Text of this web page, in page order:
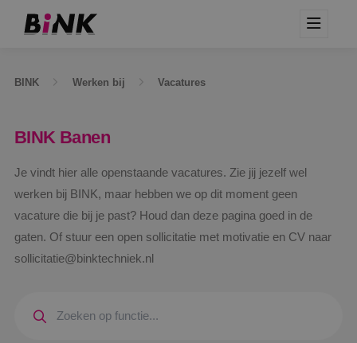
BINK Werken bij Vacatures
BINK Banen
Je vindt hier alle openstaande vacatures. Zie jij jezelf wel
werken bij BINK, maar hebben we op dit moment geen
vacature die bij je past? Houd dan deze pagina goed in de
gaten. Of stuur een open sollicitatie met motivatie en CV naar
sollicitatie@binktechniek.nl